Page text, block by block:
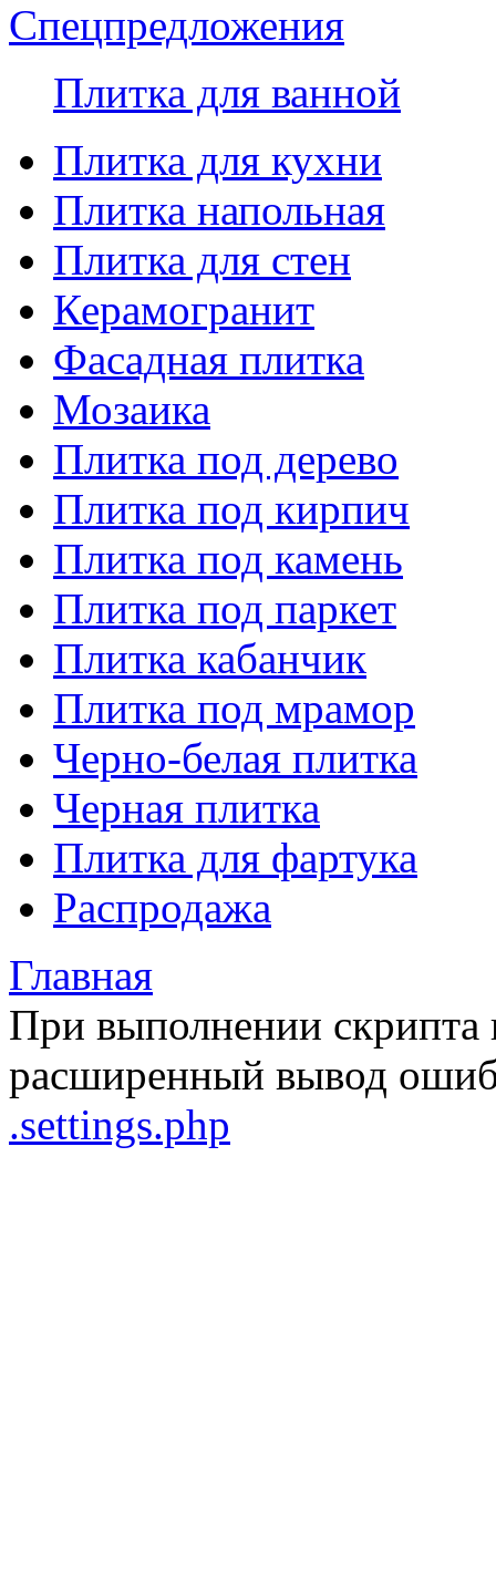
Спецпредложения
Плитка для ванной
Плитка для кухни
Плитка напольная
Плитка для стен
Керамогранит
Фасадная плитка
Мозаика
Плитка под дерево
Плитка под кирпич
Плитка под камень
Плитка под паркет
Плитка кабанчик
Плитка под мрамор
Черно-белая плитка
Черная плитка
Плитка для фартука
Распродажа
Главная
При выполнении
расширенный вывод
.settings.php